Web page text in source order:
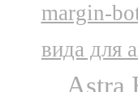
margin-
вида для
Astra